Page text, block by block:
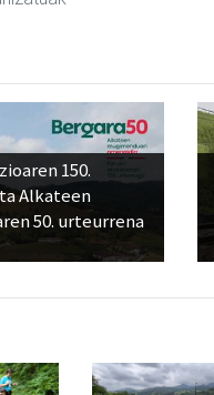
150.
Alkateen
50. urteurrena